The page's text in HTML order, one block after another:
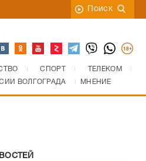
Поиск
СПОРТ
ТЕЛЕКОМ
ВОЛГОГРАДА МНЕНИЕ